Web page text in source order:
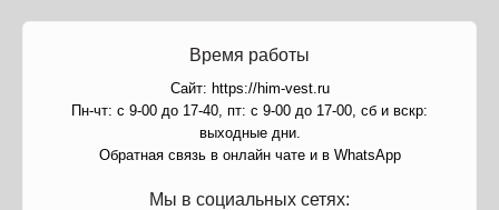
Время работы
Сайт: https://him-vest.ru
Пн-чт: с 9-00 до 17-40, пт: с 9-00 до 17-00, сб и вскр:
выходные дни.
Обратная связь в онлайн чате и в WhatsApp
Мы в социальных сетях: